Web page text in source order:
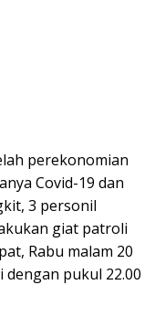
perekonomian
Covid-19 dan
3 personil
giat patroli
Rabu malam 20
dengan pukul 22.00